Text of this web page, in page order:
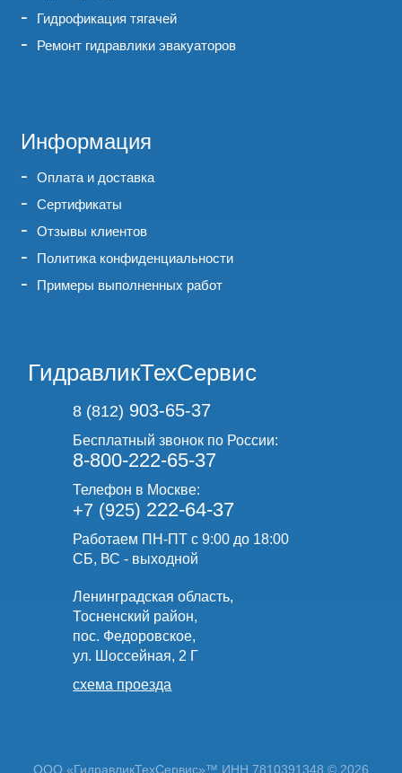
Гидрофикация тягачей
Ремонт гидравлики эвакуаторов
Информация
Оплата и доставка
Сертификаты
Отзывы клиентов
Политика конфиденциальности
Примеры выполненных работ
ГидравликТехСервис
8 (812) 903-65-37
Бесплатный звонок по России:
8-800-222-65-37
Телефон в Москве:
+7 (925) 222-64-37
Работаем ПН-ПТ с 9:00 до 18:00
СБ, ВС - выходной
Ленинградская область,
Тосненский район,
пос. Федоровское,
ул. Шоссейная, 2 Г
схема проезда
ООО «ГидравликТехСервис»™ ИНН 7810391348 © 2026